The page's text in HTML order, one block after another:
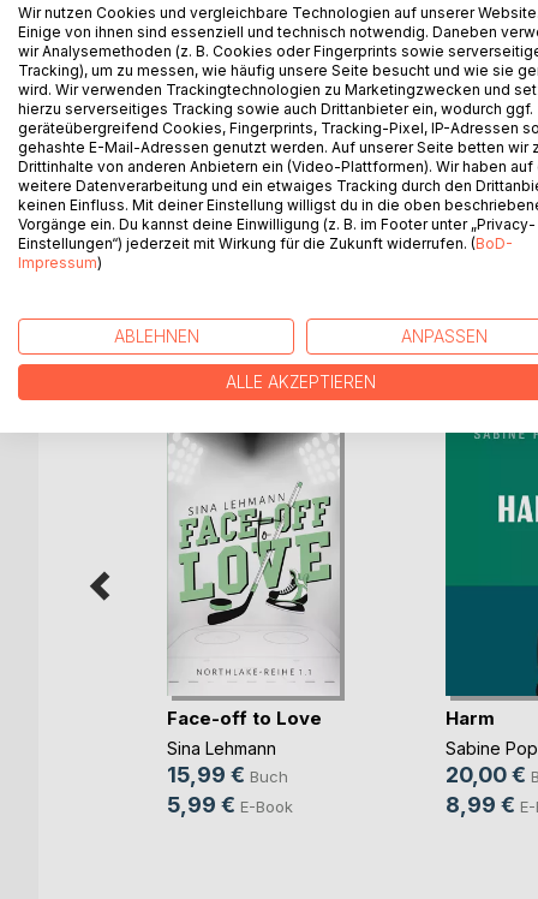
er an einer bestimmten Stelle mit, dass er,
Nachtruhe schreitet, die Gelegenheit nutzen will,
ihre Proportionen schließlich nur noch
innerhalb der zartesten Regel der Schönheit,
bringen würde.
Der Autor wird gerne als ein 'Pionier des Pulp'
Inhalt; man meint hier aber eher das Entstehen
Catwoman etc. kennen. Nicht das 'übliche'
sehr viel Romantik im Stil der Zeit.
WEITERE TITEL BEI
Face-off to Love
Sina Lehmann
15,99 € Buch
5,99 € E-Book
Harm
Sabine
20,00 €
8,99 €
Wir nutzen Cookies und vergleichbare Technologien auf unserer Website.
Einige von ihnen sind essenziell und technisch notwendig. Daneben
wir Analysemethoden (z. B. Cookies oder Fingerprints sowie
Tracking), um zu messen, wie häufig unsere Seite besucht und wie sie
wird. Wir verwenden Trackingtechnologien zu Marketingzwecken und
hierzu serverseitiges Tracking sowie auch Drittanbieter ein, wodurch ggf.
geräteübergreifend Cookies, Fingerprints, Tracking-Pixel, IP-Adressen
gehashte E-Mail-Adressen genutzt werden. Auf unserer Seite betten wir
Drittinhalte von anderen Anbietern ein (Video-Plattformen). Wir haben auf
weitere Datenverarbeitung und ein etwaiges Tracking durch den
keinen Einfluss. Mit deiner Einstellung willigst du in die oben
Vorgänge ein. Du kannst deine Einwilligung (z. B. im Footer unter „Privacy-
Einstellungen“) jederzeit mit Wirkung für die Zukunft widerrufen. (BoD-
Impressum)
ABLEHNEN ANPASSEN
ALLE AKZEPTIEREN